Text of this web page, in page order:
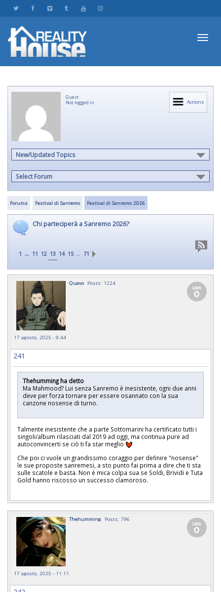
Actions
Guest
Not logged in
New/Updated Topics
Select Forum
Forums Festival di Sanremo Festival di Sanremo 2026
Chi parteciperà a Sanremo 2026?
1 ... 11 12 13 14 15 … 71
Quavo Posts: 1224
17 agosto, 2025 - 9:44
241
Thehumming ha detto
Ma Mahmood? Lui senza Sanremo è inesistente, ogni due anni
deve per forza tornare per essere osannato con la sua
canzone nosense di turno.
Talmente inesistente che a parte Sottomarini ha certificato tutti i
singoli/album rilasciati dal 2019 ad oggi, ma continua pure ad
autoconvincerti se ciò ti fa star meglio
Che poi ci vuole un grandissimo coraggio per definire "nosense"
le sue proposte sanremesi, a sto punto fai prima a dire che ti sta
sulle scatole e basta. Non è mica colpa sua se Soldi, Brividi e Tuta
Gold hanno riscosso un successo clamoroso.
Thehumming Posts: 796
17 agosto, 2025 - 11:11